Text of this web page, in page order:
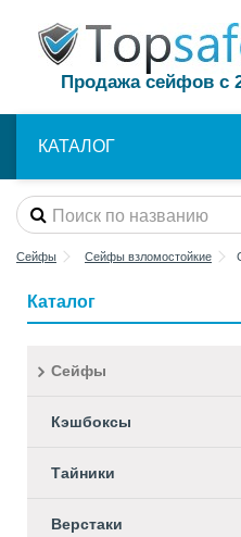
Продажа сейфов с
КАТАЛОГ
Сейфы Сейфы взломостойкие
Каталог
Сейфы
Кэшбоксы
Тайники
Верстаки